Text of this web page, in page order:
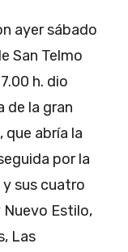
ayer sábado
San Telmo
h. dio
de la gran
que abría la
por la
y sus cuatro
Nuevo Estilo,
Las